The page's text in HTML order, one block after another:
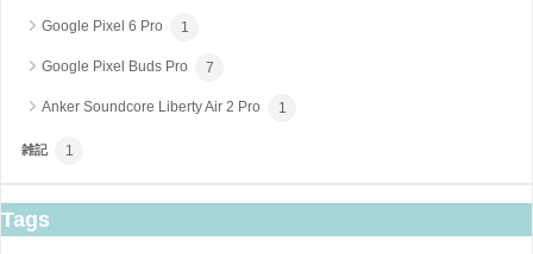
Google Pixel 6 Pro 1
Google Pixel Buds Pro 7
Anker Soundcore Liberty Air 2 Pro 1
雑記 1
Tags